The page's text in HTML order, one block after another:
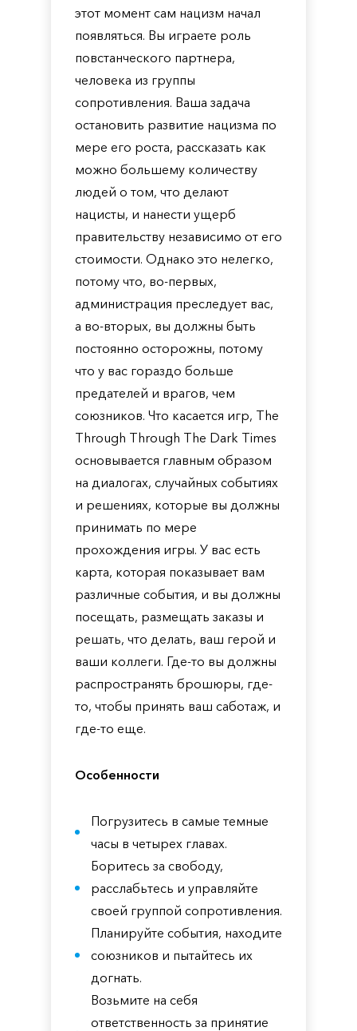
этот момент сам нацизм начал
появляться. Вы играете роль
повстанческого партнера,
человека из группы
сопротивления. Ваша задача
остановить развитие нацизма по
мере его роста, рассказать как
можно большему количеству
людей о том, что делают
нацисты, и нанести ущерб
правительству независимо от его
стоимости. Однако это нелегко,
потому что, во-первых,
администрация преследует вас,
а во-вторых, вы должны быть
постоянно осторожны, потому
что у вас гораздо больше
предателей и врагов, чем
союзников. Что касается игр, The
Through Through The Dark Times
основывается главным образом
на диалогах, случайных событиях
и решениях, которые вы должны
принимать по мере
прохождения игры. У вас есть
карта, которая показывает вам
различные события, и вы должны
посещать, размещать заказы и
решать, что делать, ваш герой и
ваши коллеги. Где-то вы должны
распространять брошюры, где-
то, чтобы принять ваш саботаж, и
где-то еще.
Особенности
Погрузитесь в самые темные
часы в четырех главах.
Боритесь за свободу,
расслабьтесь и управляйте
своей группой сопротивления.
Планируйте события, находите
союзников и пытайтесь их
догнать.
Возьмите на себя
ответственность за принятие